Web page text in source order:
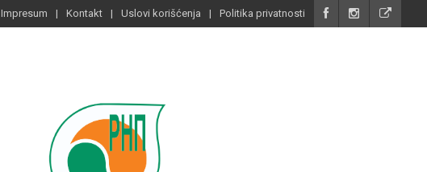
Impresum Kontakt Uslovi korišćenja Politika privatnosti